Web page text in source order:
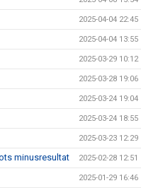
2025-04-04 22:45
2025-04-04 13:55
2025-03-29 10:12
2025-03-28 19:06
2025-03-24 19:04
2025-03-24 18:55
2025-03-23 12:29
minusresultat 2025-02-28 12:51
2025-01-29 16:46